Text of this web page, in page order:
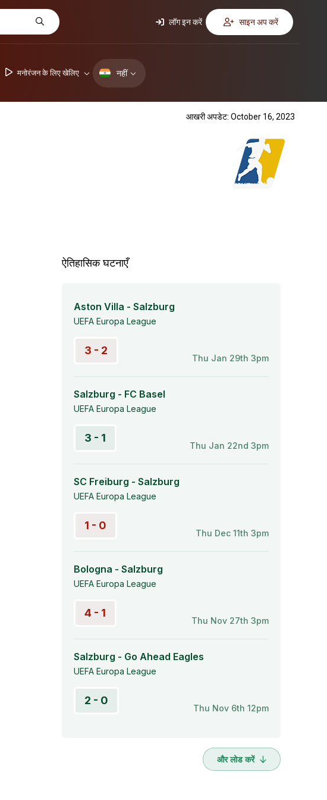
लॉग इन करें साइन अप करें
मनोरंजन के लिए खेलिए नहीं
आखरी अपडेट: October 16, 2023
ऐतिहासिक घटनाएँ
Aston Villa - Salzburg
UEFA Europa League
3 - 2
Thu Jan 29th 3pm
Salzburg - FC Basel
UEFA Europa League
3 - 1
Thu Jan 22nd 3pm
SC Freiburg - Salzburg
UEFA Europa League
1 - 0
Thu Dec 11th 3pm
Bologna - Salzburg
UEFA Europa League
4 - 1
Thu Nov 27th 3pm
Salzburg - Go Ahead Eagles
UEFA Europa League
2 - 0
Thu Nov 6th 12pm
और लोड करें